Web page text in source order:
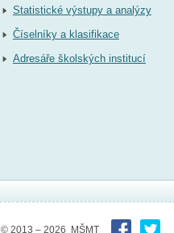
Statistické výstupy a analýzy
Číselníky a klasifikace
Adresáře školských institucí
© 2013 – 2026 MŠMT